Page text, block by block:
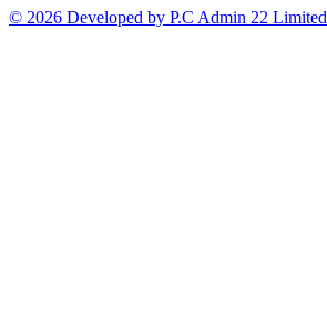
© 2026 Developed by P.C Admin 22 Limited